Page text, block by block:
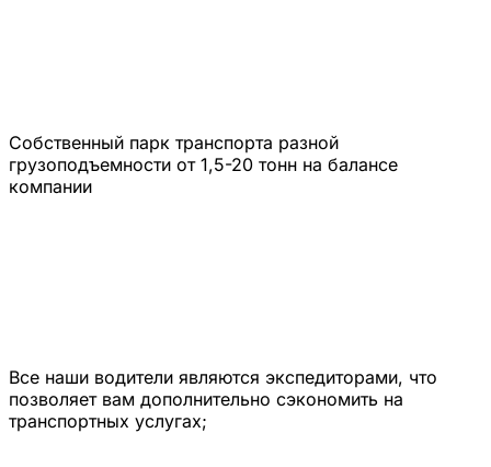
Собственный парк транспорта разной
грузоподъемности от 1,5-20 тонн на балансе
компании
Все наши водители являются экспедиторами, что
позволяет вам дополнительно сэкономить на
транспортных услугах;